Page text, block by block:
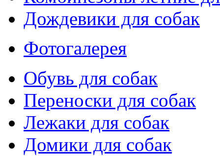
Дождевики для собак
Фотогалерея
Обувь для собак
Переноски для собак
Лежаки для собак
Домики для собак